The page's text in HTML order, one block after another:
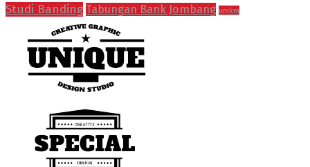
Studi Banding Tabungan Bank Jombang umkm